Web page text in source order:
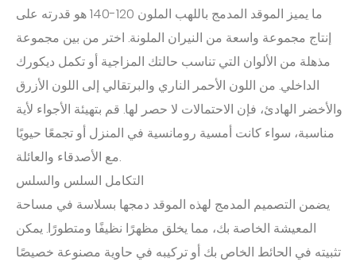
ما يميز الموقد المدمج باللهب الملون 120-140 هو قدرته على
إنتاج مجموعة واسعة من النيران الملونة. اختر من بين مجموعة
مذهلة من الألوان التي تناسب حالتك المزاجية أو تكمل ديكورك
الداخلي. من اللون الأحمر الناري والبرتقالي إلى اللون الأزرق
والأخضر الهادئ، فإن الاحتمالات لا حصر لها. قم بتهيئة الأجواء لأية
مناسبة، سواء كانت أمسية رومانسية في المنزل أو تجمعًا حيويًا
مع الأصدقاء والعائلة.
التكامل السلس والسلس
يضمن التصميم المدمج لهذه الموقد دمجها بسلاسة في مساحة
المعيشة الخاصة بك، مما يخلق مظهرًا نظيفًا ومتطورًا. يمكن
تثبيته في الحائط الخاص بك أو تركيبه في حاوية مصنوعة خصيصًا